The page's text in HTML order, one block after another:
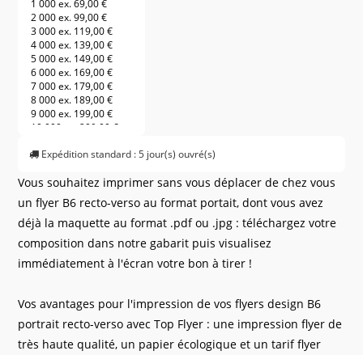
1 000 ex.69,00 €
2 000 ex.99,00 €
3 000 ex. 119,00 €
4 000 ex. 139,00 €
5 000 ex. 149,00 €
6 000 ex. 169,00 €
7 000 ex. 179,00 €
8 000 ex. 189,00 €
9 000 ex. 199,00 €
10 000 ex. 209,00 €
12 000 ex.241,00 €
14 000 ex.273,00 €
15 000 ex.
289,00 €
16 000 ex. 301,00 €
17 000 ex.313,00 €
18 000 ex.
325,00 €
19 000 ex.337,00 €
20 000 ex.349,00 €
23 000 ex.385,00 €
24 000 ex.397,00 €
26 000 ex.421,00 €
Expédition standard : 5 jour(s) ouvré(s)
Vous souhaitez imprimer sans vous déplacer de chez vous
un flyer B6 recto-verso au format portait, dont vous avez
déjà la maquette au format .pdf ou .jpg : téléchargez votre
composition dans notre gabarit puis visualisez
immédiatement à l'écran votre bon à tirer !
Vos avantages pour l'impression de vos flyers design B6
portrait recto-verso avec Top Flyer : une impression flyer de
très haute qualité, un papier écologique et un tarif flyer